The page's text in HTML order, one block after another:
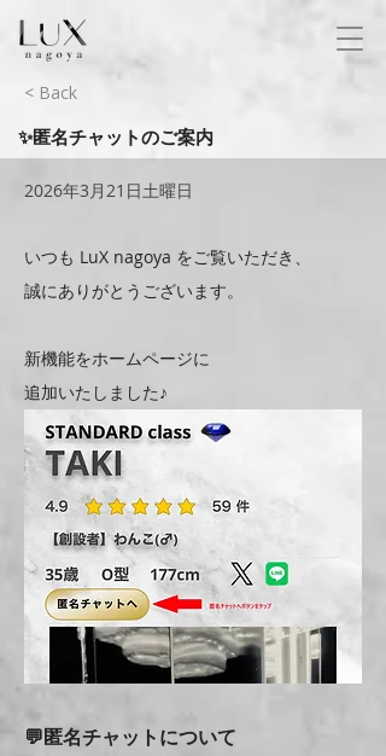
< Back
✨匿名チャットのご案内
2026年3月21日土曜日
いつも LuX nagoya をご覧いただき、
誠にありがとうございます。
新機能をホームページに
追加いたしました♪
💬匿名チャットについて